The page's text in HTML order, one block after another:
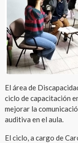
El área de
ciclo de capacitación
mejorar la
auditiva en el aula.
El ciclo, a cargo de